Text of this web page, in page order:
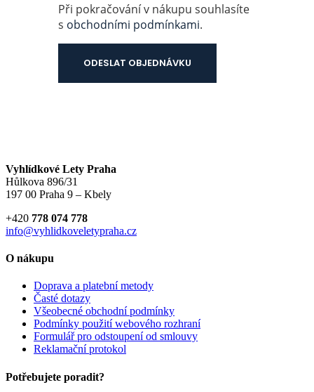
Při pokračování v nákupu souhlasíte
s obchodními podmínkami.
Vyhlídkové Lety Praha
Hůlkova 896/31
197 00 Praha 9 – Kbely
+420 778 074 778
info@vyhlidkoveletypraha.cz
O nákupu
Doprava a platební metody
Časté dotazy
Všeobecné obchodní podmínky
Podmínky použití webového rozhraní
Formulář pro odstoupení od smlouvy
Reklamační protokol
Potřebujete poradit?